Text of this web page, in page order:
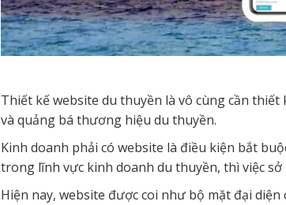
Thiết kế website du thuyền là vô cùng cần
và quảng bá thương hiệu du thuyền.
Kinh doanh phải có website là điều kiện bắt
trong lĩnh vực kinh doanh du thuyền, thì việc
Hiện nay, website được coi như bộ mặt đại